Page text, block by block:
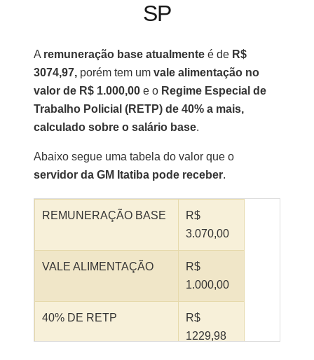
SP
A remuneração base atualmente é de R$
3074,97, porém tem um vale alimentação no
valor de R$ 1.000,00 e o Regime Especial de
Trabalho Policial (RETP) de 40% a mais,
calculado sobre o salário base.
Abaixo segue uma tabela do valor que o
servidor da GM Itatiba pode receber.
REMUNERAÇÃO BASE
R$
3.070,00
VALE ALIMENTAÇÃO
R$
1.000,00
40% DE RETP
R$
1229,98